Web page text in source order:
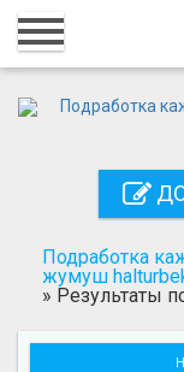
Главная
Контакты
Добавить
Поиск
Подработка
жумуш
» Результаты